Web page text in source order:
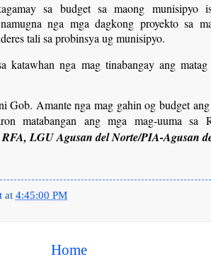
sa budget sa maong munisipyo
nga mga dagkong proyekto sa
tali sa probinsya ug munisipyo.
katawhan nga mag tinabangay ang
Gob. Amante nga mag gahin og budget
matabangan ang mga mag-uuma sa
LGU Agusan del Norte/PIA-Agusan
at 4:45:00 PM
Home